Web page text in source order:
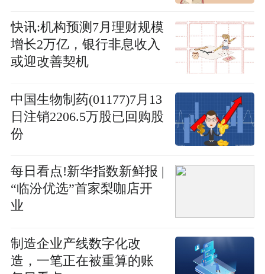
快讯:机构预测7月理财规模
增长2万亿，银行非息收入
或迎改善契机
中国生物制药(01177)7月13
日注销2206.5万股已回购股
份
每日看点!新华指数新鲜报 |
“临汾优选”首家梨咖店开
业
制造企业产线数字化改
造，一笔正在被重算的账